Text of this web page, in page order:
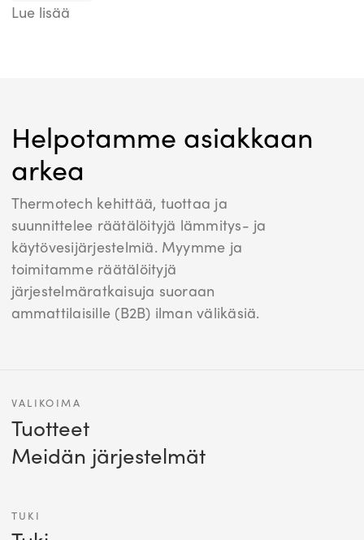
Lue lisää
Helpotamme asiakkaan
arkea
Thermotech kehittää, tuottaa ja
suunnittelee räätälöityjä lämmitys- ja
käytövesijärjestelmiä. Myymme ja
toimitamme räätälöityjä
järjestelmäratkaisuja suoraan
ammattilaisille (B2B) ilman välikäsiä.
VALIKOIMA
Tuotteet
Meidän järjestelmät
TUKI